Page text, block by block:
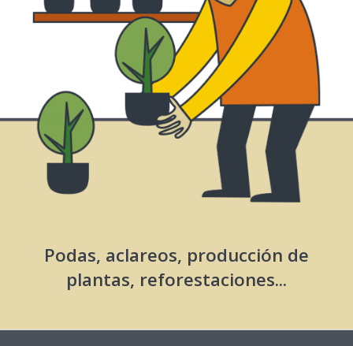
Podas, aclareos, producción de
plantas, reforestaciones...